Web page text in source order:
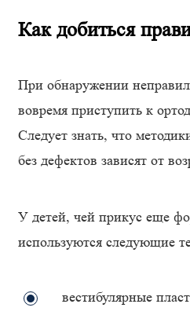
Как добиться
При обнаружении
вовремя приступить к
Следует знать, что
без дефектов зависят от
У детей, чей прикус еще
используются следующие
вестибулярные